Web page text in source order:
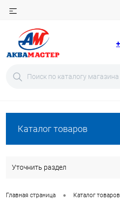
Каталог товаров
Уточнить раздел
Главная страница • Каталог товаров